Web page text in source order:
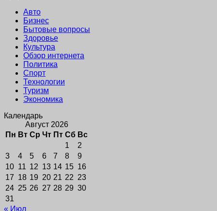
Авто
Бизнес
Бытовые вопросы
Здоровье
Культура
Обзор интернета
Политика
Спорт
Технологии
Туризм
Экономика
Календарь
Август 2026
Пн Вт Ср Чт Пт Сб Вс
1
2
3
4 5 6 7 8
9
10 11 12 13 14 15 16
17 18 19 20 21 22 23
24 25 26 27 28 29 30
31
« Июл